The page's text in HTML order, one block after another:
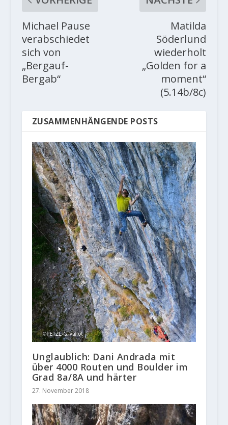
Michael Pause
verabschiedet
sich von
„Bergauf-
Bergab“
Matilda
Söderlund
wiederholt
„Golden for a
moment“
(5.14b/8c)
ZUSAMMENHÄNGENDE POSTS
Unglaublich: Dani Andrada mit
über 4000 Routen und Boulder im
Grad 8a/8A und härter
27. November 2018